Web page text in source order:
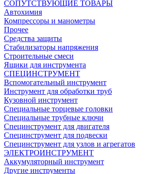
СОПУТСТВУЮЩИЕ ТОВАРЫ
Автохимия
Компрессоры и манометры
Прочее
Средства защиты
Стабилизаторы напряжения
Строительные смеси
Ящики для инструмента
СПЕЦИНСТРУМЕНТ
Вспомогательный инструмент
Инструмент для обработки труб
Кузовной инструмент
Специальные торцевые головки
Специальные трубные ключи
Специнструмент для двигателя
Специнструмент для подвески
Специнструмент для узлов и агрегатов
ЭЛЕКТРОИНСТРУМЕНТ
Аккумуляторный инструмент
Другие инструменты